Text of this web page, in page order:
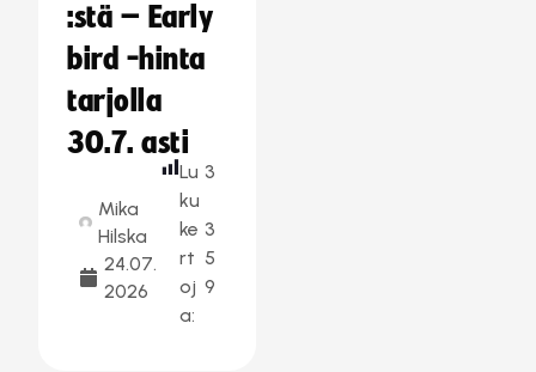
:stä – Early
bird -hinta
tarjolla
30.7. asti
Mika
Hilska
24.07.
2026
Lu
ku
ke
rt
oj
a:
3
3
5
9